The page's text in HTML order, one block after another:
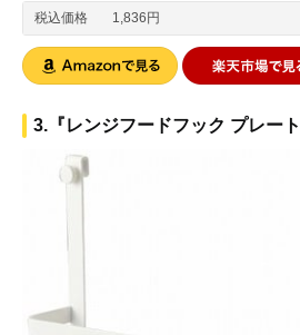
税込価格 1,836円
3.『レンジフードフック プレート